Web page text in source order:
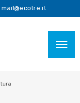
mail@ecotre.it